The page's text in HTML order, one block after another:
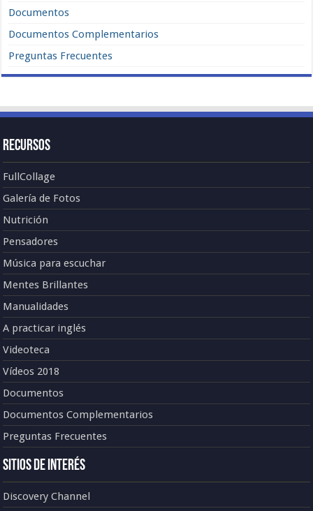
Documentos
Documentos Complementarios
Preguntas Frecuentes
Recursos
FullCollage
Galería de Fotos
Nutrición
Pensadores
Música para escuchar
Mentes Brillantes
Manualidades
A practicar inglés
Videoteca
Vídeos 2018
Documentos
Documentos Complementarios
Preguntas Frecuentes
Sitios de Interés
Discovery Channel